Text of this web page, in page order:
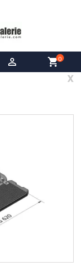
 shopping_cart0
x